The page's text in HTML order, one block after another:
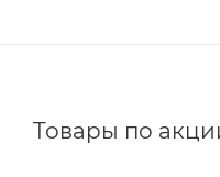
Товары по